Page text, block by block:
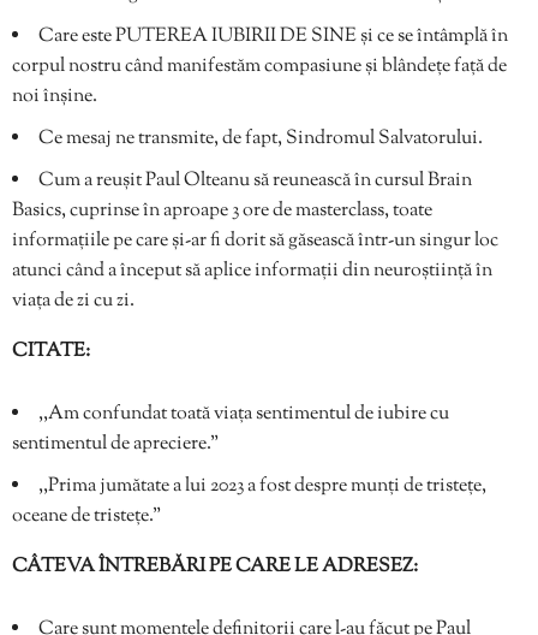
Care este PUTEREA IUBIRII DE SINE și ce se întâmplă în
corpul nostru când manifestăm compasiune și blândețe față de
noi înșine.
Ce mesaj ne transmite, de fapt, Sindromul Salvatorului.
Cum a reușit Paul Olteanu să reunească în cursul Brain
Basics, cuprinse în aproape 3 ore de masterclass, toate
informațiile pe care și-ar fi dorit să găsească într-un singur loc
atunci când a început să aplice informații din neuroștiință în
viața de zi cu zi.
CITATE:
,,Am confundat toată viața sentimentul de iubire cu
sentimentul de apreciere.”
,,Prima jumătate a lui 2023 a fost despre munți de tristețe,
oceane de tristețe.”
CÂTEVA ÎNTREBĂRI PE CARE LE ADRESEZ: